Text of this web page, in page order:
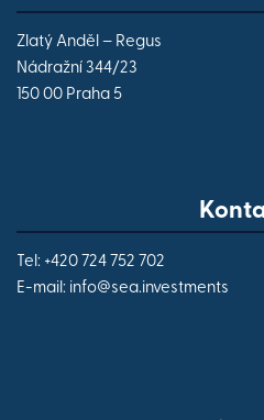
Zlatý Anděl – Regus
Nádražní 344/23
150 00 Praha 5
Tel: +420 724 752 702
E-mail: info@sea.investments